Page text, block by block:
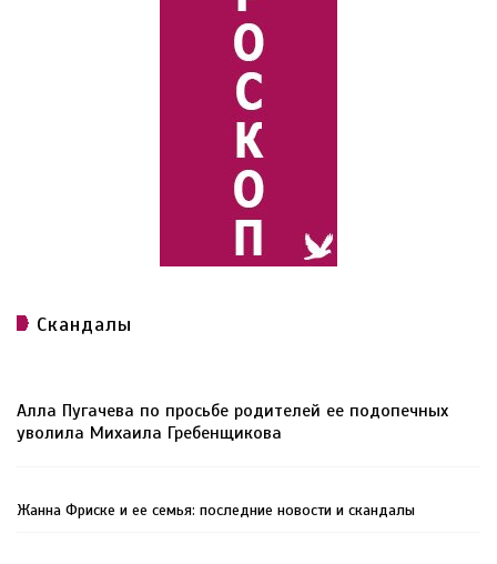
Скандалы
Алла Пугачева по просьбе родителей ее подопечных
уволила Михаила Гребенщикова
Жанна Фриске и ее семья: последние новости и скандалы